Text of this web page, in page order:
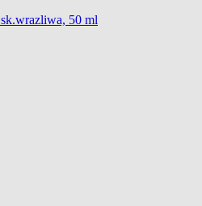
50 ml